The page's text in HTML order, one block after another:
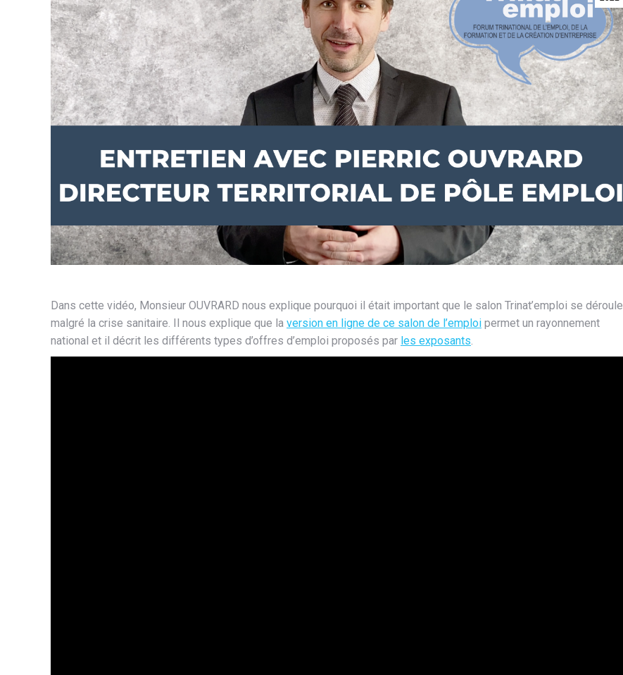
Dans cette vidéo, Monsieur OUVRARD nous explique pourquoi il était important que le salon Trinat’emploi se déroule
malgré la crise sanitaire. Il nous explique que la version en ligne de ce salon de l’emploi permet un rayonnement
national et il décrit les différents types d’offres d’emploi proposés par les exposants.